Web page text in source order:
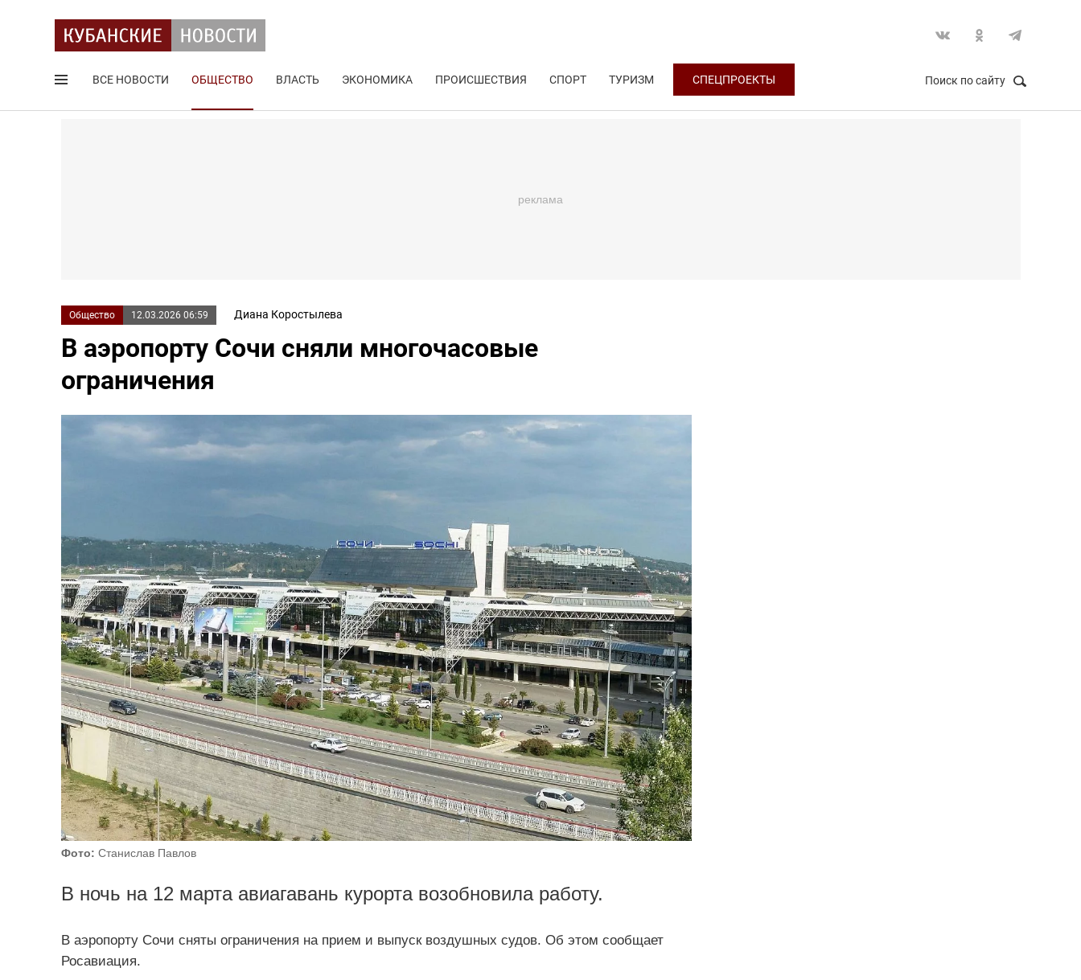
ВСЕ НОВОСТИ ОБЩЕСТВО ВЛАСТЬ ЭКОНОМИКА ПРОИСШЕСТВИЯ СПОРТ ТУРИЗМ СПЕЦПРОЕКТЫ Поиск по сайту
Общество 12.03.2026 06:59 Диана Коростылева
В аэропорту Сочи сняли многочасовые
ограничения
Фото: Станислав Павлов
В ночь на 12 марта авиагавань курорта возобновила работу.
В аэропорту Сочи сняты ограничения на прием и выпуск воздушных судов. Об этом сообщает
Росавиация.